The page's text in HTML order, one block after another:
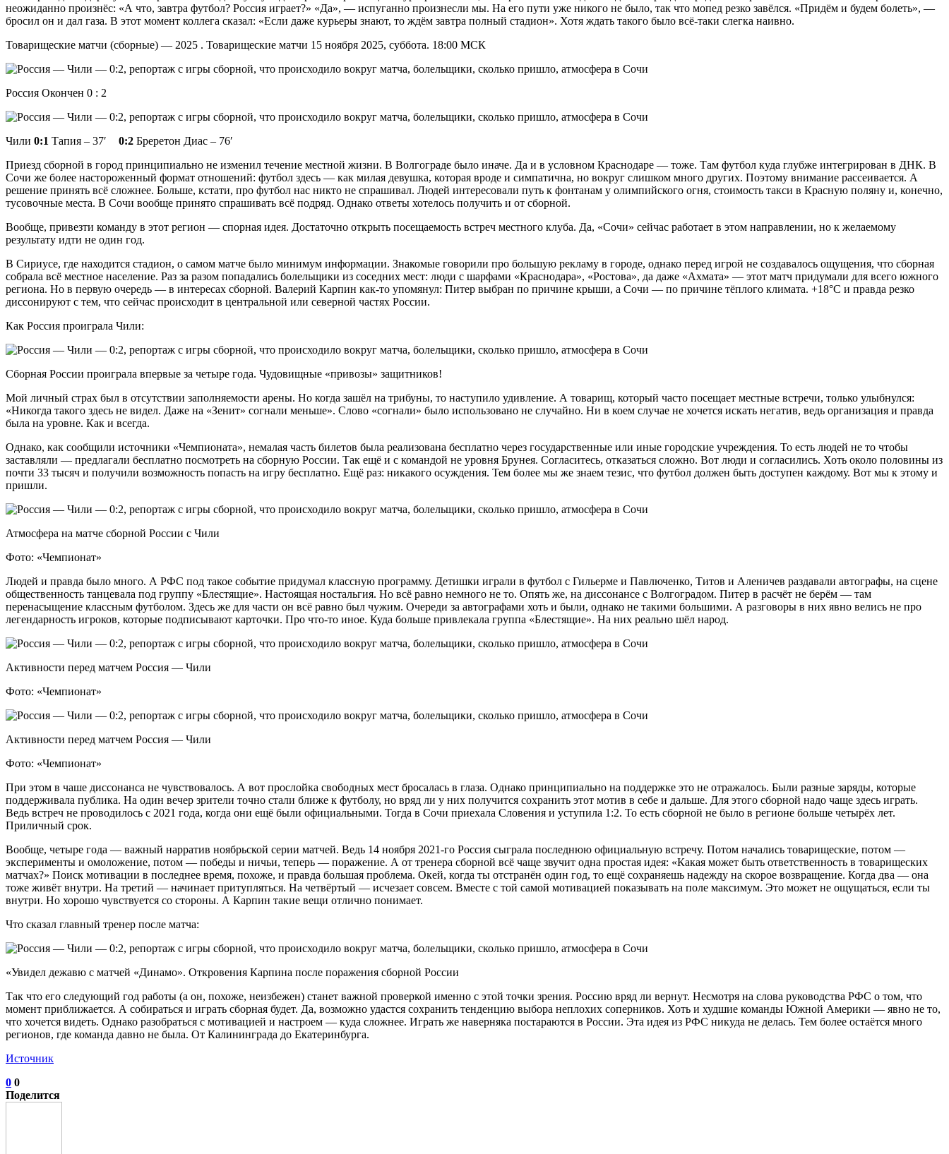
неожиданно произнёс: «А что, завтра футбол? Россия играет?» «Да», — испуганно произнесли мы. На его пути уже никого не было, так что мопед резко завёлся. «Придём и будем болеть», —
бросил он и дал газа. В этот момент коллега сказал: «Если даже курьеры знают, то ждём завтра полный стадион». Хотя ждать такого было всё-таки слегка наивно.
Товарищеские матчи (сборные) — 2025 . Товарищеские матчи 15 ноября 2025, суббота. 18:00 МСК
Россия Окончен 0 : 2
Чили 0:1 Тапия – 37′ 0:2 Бреретон Диас – 76′
Приезд сборной в город принципиально не изменил течение местной жизни. В Волгограде было иначе. Да и в условном Краснодаре — тоже. Там футбол куда глубже интегрирован в ДНК. В
Сочи же более настороженный формат отношений: футбол здесь — как милая девушка, которая вроде и симпатична, но вокруг слишком много других. Поэтому внимание рассеивается. А
решение принять всё сложнее. Больше, кстати, про футбол нас никто не спрашивал. Людей интересовали путь к фонтанам у олимпийского огня, стоимость такси в Красную поляну и, конечно,
тусовочные места. В Сочи вообще принято спрашивать всё подряд. Однако ответы хотелось получить и от сборной.
Вообще, привезти команду в этот регион — спорная идея. Достаточно открыть посещаемость встреч местного клуба. Да, «Сочи» сейчас работает в этом направлении, но к желаемому
результату идти не один год.
В Сириусе, где находится стадион, о самом матче было минимум информации. Знакомые говорили про большую рекламу в городе, однако перед игрой не создавалось ощущения, что сборная
собрала всё местное население. Раз за разом попадались болельщики из соседних мест: люди с шарфами «Краснодара», «Ростова», да даже «Ахмата» — этот матч придумали для всего южного
региона. Но в первую очередь — в интересах сборной. Валерий Карпин как-то упомянул: Питер выбран по причине крыши, а Сочи — по причине тёплого климата. +18°C и правда резко
диссонируют с тем, что сейчас происходит в центральной или северной частях России.
Как Россия проиграла Чили:
Сборная России проиграла впервые за четыре года. Чудовищные «привозы» защитников!
Мой личный страх был в отсутствии заполняемости арены. Но когда зашёл на трибуны, то наступило удивление. А товарищ, который часто посещает местные встречи, только улыбнулся:
«Никогда такого здесь не видел. Даже на «Зенит» согнали меньше». Слово «согнали» было использовано не случайно. Ни в коем случае не хочется искать негатив, ведь организация и правда
была на уровне. Как и всегда.
Однако, как сообщили источники «Чемпионата», немалая часть билетов была реализована бесплатно через государственные или иные городские учреждения. То есть людей не то чтобы
заставляли — предлагали бесплатно посмотреть на сборную России. Так ещё и с командой не уровня Брунея. Согласитесь, отказаться сложно. Вот люди и согласились. Хоть около половины из
почти 33 тысяч и получили возможность попасть на игру бесплатно. Ещё раз: никакого осуждения. Тем более мы же знаем тезис, что футбол должен быть доступен каждому. Вот мы к этому и
пришли.
Атмосфера на матче сборной России с Чили
Фото: «Чемпионат»
Людей и правда было много. А РФС под такое событие придумал классную программу. Детишки играли в футбол с Гильерме и Павлюченко, Титов и Аленичев раздавали автографы, на сцене
общественность танцевала под группу «Блестящие». Настоящая ностальгия. Но всё равно немного не то. Опять же, на диссонансе с Волгоградом. Питер в расчёт не берём — там
перенасыщение классным футболом. Здесь же для части он всё равно был чужим. Очереди за автографами хоть и были, однако не такими большими. А разговоры в них явно велись не про
легендарность игроков, которые подписывают карточки. Про что-то иное. Куда больше привлекала группа «Блестящие». На них реально шёл народ.
Активности перед матчем Россия — Чили
Фото: «Чемпионат»
Активности перед матчем Россия — Чили
Фото: «Чемпионат»
При этом в чаше диссонанса не чувствовалось. А вот прослойка свободных мест бросалась в глаза. Однако принципиально на поддержке это не отражалось. Были разные заряды, которые
поддерживала публика. На один вечер зрители точно стали ближе к футболу, но вряд ли у них получится сохранить этот мотив в себе и дальше. Для этого сборной надо чаще здесь играть.
Ведь встреч не проводилось с 2021 года, когда они ещё были официальными. Тогда в Сочи приехала Словения и уступила 1:2. То есть сборной не было в регионе больше четырёх лет.
Приличный срок.
Вообще, четыре года — важный нарратив ноябрьской серии матчей. Ведь 14 ноября 2021-го Россия сыграла последнюю официальную встречу. Потом начались товарищеские, потом —
эксперименты и омоложение, потом — победы и ничьи, теперь — поражение. А от тренера сборной всё чаще звучит одна простая идея: «Какая может быть ответственность в товарищеских
матчах?» Поиск мотивации в последнее время, похоже, и правда большая проблема. Окей, когда ты отстранён один год, то ещё сохраняешь надежду на скорое возвращение. Когда два — она
тоже живёт внутри. На третий — начинает притупляться. На четвёртый — исчезает совсем. Вместе с той самой мотивацией показывать на поле максимум. Это может не ощущаться, если ты
внутри. Но хорошо чувствуется со стороны. А Карпин такие вещи отлично понимает.
Что сказал главный тренер после матча:
«Увидел дежавю с матчей «Динамо». Откровения Карпина после поражения сборной России
Так что его следующий год работы (а он, похоже, неизбежен) станет важной проверкой именно с этой точки зрения. Россию вряд ли вернут. Несмотря на слова руководства РФС о том, что
момент приближается. А собираться и играть сборная будет. Да, возможно удастся сохранить тенденцию выбора неплохих соперников. Хоть и худшие команды Южной Америки — явно не то,
что хочется видеть. Однако разобраться с мотивацией и настроем — куда сложнее. Играть же наверняка постараются в России. Эта идея из РФС никуда не делась. Тем более остаётся много
регионов, где команда давно не была. От Калининграда до Екатеринбурга.
Источник
0 0
Поделится